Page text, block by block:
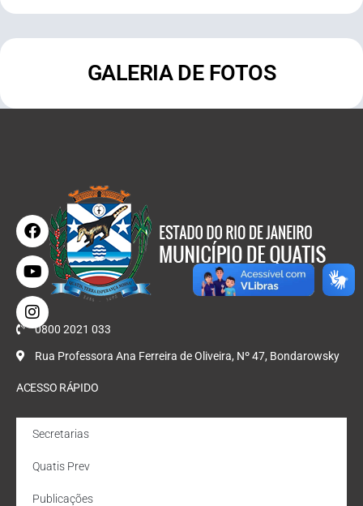
GALERIA DE FOTOS
0800 2021 033
Rua Professora Ana Ferreira de Oliveira, Nº 47, Bondarowsky
ACESSO RÁPIDO
Secretarias
Quatis Prev
Publicações